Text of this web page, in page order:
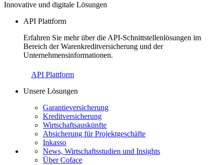
Innovative und digitale Lösungen
API Plattform
Erfahren Sie mehr über die API-Schnittstellenlösungen im
Bereich der Warenkreditversicherung und der
Unternehmensinformationen.
API Plattform
Unsere Lösungen
Garantieversicherung
Kreditversicherung
Wirtschaftsauskünfte
Absicherung für Projektgeschäfte
Inkasso
News, Wirtschaftsstudien und Insights
Über Coface